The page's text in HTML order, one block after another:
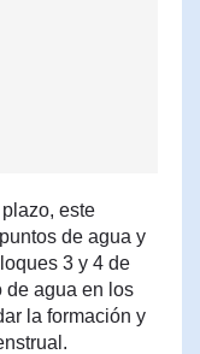
este
de agua y
3 y 4 de
de agua en los
la formación y